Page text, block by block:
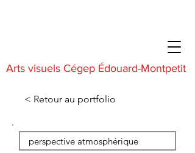
Arts visuels Cégep Édouard-Montpetit
< Retour au portfolio